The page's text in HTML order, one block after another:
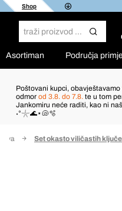
Shop
Asortiman Područja
Poštovani kupci,
odmor od 3.8. do 7.8. te u tom
Jankomiru neće raditi, kao ni
˖°𓇼🌊⋆🐚🫧
Set okasto viličastih